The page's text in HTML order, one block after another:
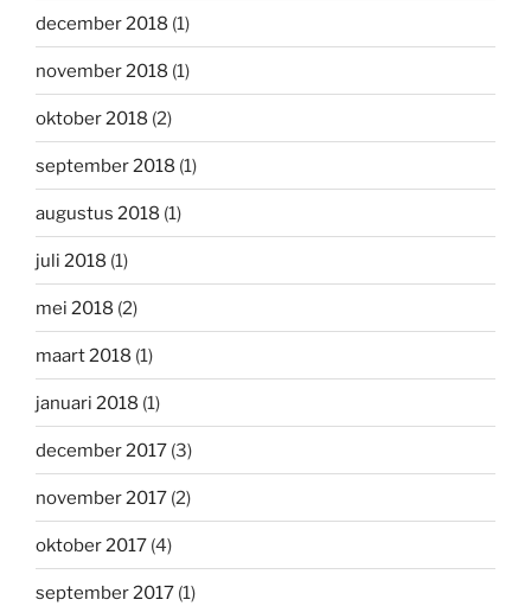
december 2018 (1)
november 2018 (1)
oktober 2018 (2)
september 2018 (1)
augustus 2018 (1)
juli 2018 (1)
mei 2018 (2)
maart 2018 (1)
januari 2018 (1)
december 2017 (3)
november 2017 (2)
oktober 2017 (4)
september 2017 (1)